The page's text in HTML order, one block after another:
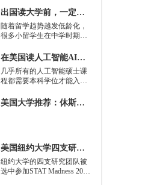
出国读大学前，一定要培养的基本生活技能有哪些？
随着留学趋势越发低龄化，
很多小留学生在中学时期就
其实都是为了大学生活做准
在美国读人工智能AI硕士入学条件及大学推荐
几乎所有的人工智能硕士课
程都需要本科学位才能入
需要特定领域的本科学位。
下，你只需要一个理论基础
就可以开始就读这类项目：
即先参加几门先修课程，通
常包括程序语言，如
美国大学推荐：休斯顿的大学
美国纽约大学四支研究团队被选中参加STAT Madness 2022竞赛
​纽约大学的四支研究团队被
选中参加STAT Madness 2022